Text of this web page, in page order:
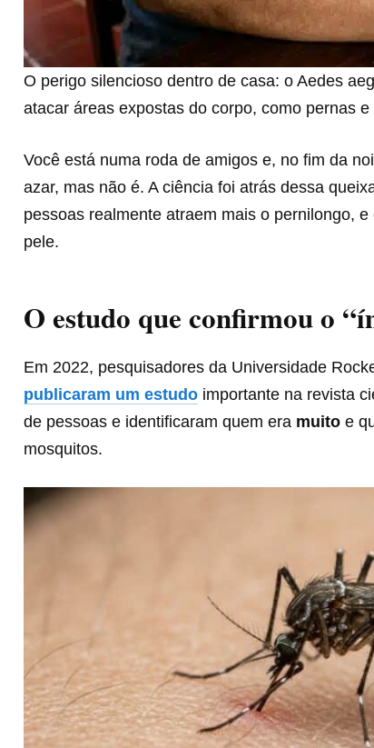
O perigo silencioso dentro de casa: o Aedes
atacar áreas expostas do corpo, como pernas e
Você está numa roda de amigos e, no fim da
azar, mas não é. A ciência foi atrás dessa
pessoas realmente atraem mais o pernilongo,
pele.
O estudo que confirmou o
Em 2022, pesquisadores da Universidade
publicaram um estudo importante na revista
de pessoas e identificaram quem era muito e
mosquitos.